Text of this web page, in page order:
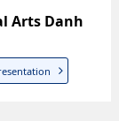
Arts Danh